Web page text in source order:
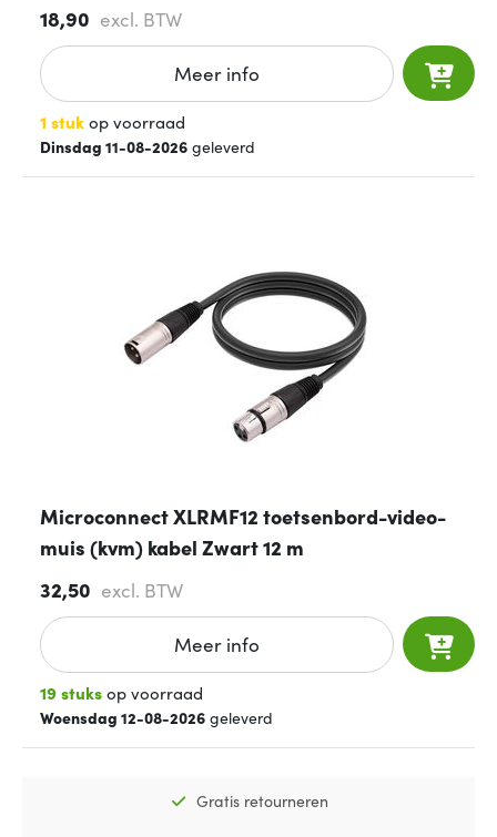
18,90 excl. BTW
Meer info
1 stukop voorraad
Dinsdag 11-08-2026 geleverd
Microconnect XLRMF12 toetsenbord-video-
muis (kvm) kabel Zwart 12 m
32,50 excl. BTW
Meer info
19 stuksop voorraad
Woensdag 12-08-2026 geleverd
Gratis retourneren